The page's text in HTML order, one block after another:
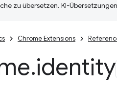
zu übersetzen. KI-
Chrome Extensions
.identity